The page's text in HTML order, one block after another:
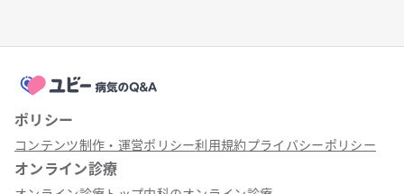
ポリシー
コンテンツ制作・運営ポリシー利用規約プライバシーポリシー
オンライン診療